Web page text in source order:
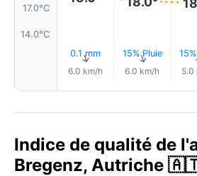
17.0°C
14.0°C
0.1 mm
↑
6.0 km/h
15% Pluie
↑
6.0 km/h 5.0
Indice de qualité de
Bregenz, Autriche